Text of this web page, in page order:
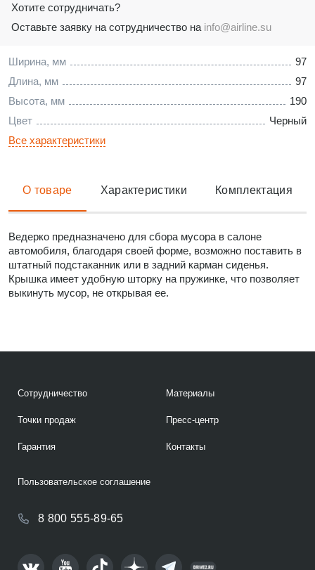
Ширина, мм
97
Длина, мм
97
Высота, мм
190
Цвет
Черный
Все характеристики
Хотите сотрудничать?
Оставьте заявку на сотрудничество на info@airline.su
О товаре Характеристики Комплектация
Ведерко предназначено для сбора мусора в салоне
автомобиля, благодаря своей форме, возможно поставить в
штатный подстаканник или в задний карман сиденья.
Крышка имеет удобную шторку на пружинке, что позволяет
выкинуть мусор, не открывая ее.
Сотрудничество
Точки продаж
Гарантия
Материалы
Пресс-центр
Контакты
8 800 555-89-65
Пользовательское соглашение